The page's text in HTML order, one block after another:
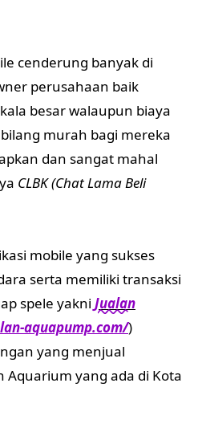
cenderung banyak di
perusahaan baik
besar walaupun biaya
murah bagi mereka
dan sangat mahal
CLBK (Chat Lama Beli
mobile yang sukses
serta memiliki transaksi
spele yakni Jualan
aquapump.com/)
yang menjual
Aquarium yang ada di Kota